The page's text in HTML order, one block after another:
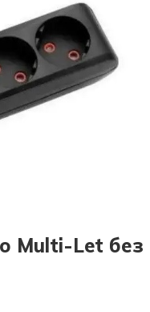
Multi-Let без